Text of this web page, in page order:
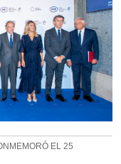
EL 25